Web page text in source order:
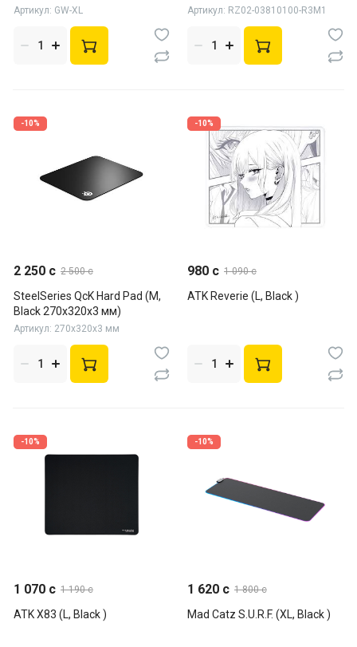
Артикул: GW-XL Артикул: RZ02-03810100-R3M1
-10%
2 250 c 2 500 c
SteelSeries QcK Hard Pad (M,
Black 270x320x3 мм)
Артикул: 270x320x3 мм
-10%
980 c 1 090 c
ATK Reverie (L, Black )
-10%
1 070 c 1 190 c
ATK X83 (L, Black )
-10%
1 620 c 1 800 c
Mad Catz S.U.R.F. (XL, Black )